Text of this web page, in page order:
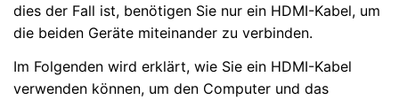
dies der Fall ist, benötigen Sie nur ein HDMI-Kabel, um
die beiden Geräte miteinander zu verbinden.
Im Folgenden wird erklärt, wie Sie ein HDMI-Kabel
verwenden können, um den Computer und das